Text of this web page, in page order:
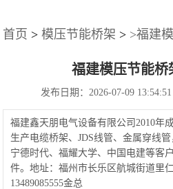
首页 >模压节能桥架 > >福建
福建模压节能桥
发布日期：2026-07-09
福建鑫天朋电气设备有限公司2010年
生产电缆桥架、JDS线管、金属穿线
宁德时代、福耀大学、中国电建等客
件。地址：福州市长乐区航城街道里
13489085555金总